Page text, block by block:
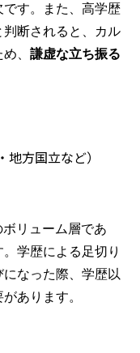
す。また、高学歴
断されると、カル
、 謙虚な立ち振る
方国立など）
リューム層であ
学歴による足切り
なった際、学歴以
あります。